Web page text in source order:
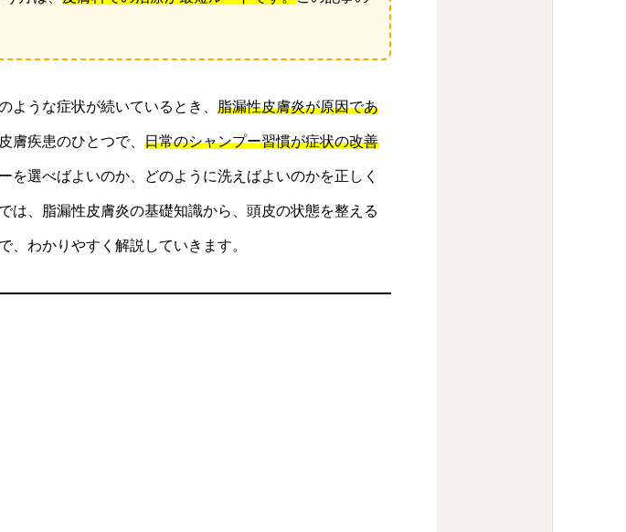
うな症状が続いているとき、 脂漏性皮膚炎が原因であ
膚疾患のひとつで、 日常のシャンプー習慣が症状の改善
を選べばよいのか、どのように洗えばよいのかを正しく
は、脂漏性皮膚炎の基礎知識から、頭皮の状態を整える
、わかりやすく解説していきます。